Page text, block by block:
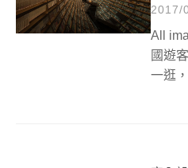
2017/
All
國遊
一逛